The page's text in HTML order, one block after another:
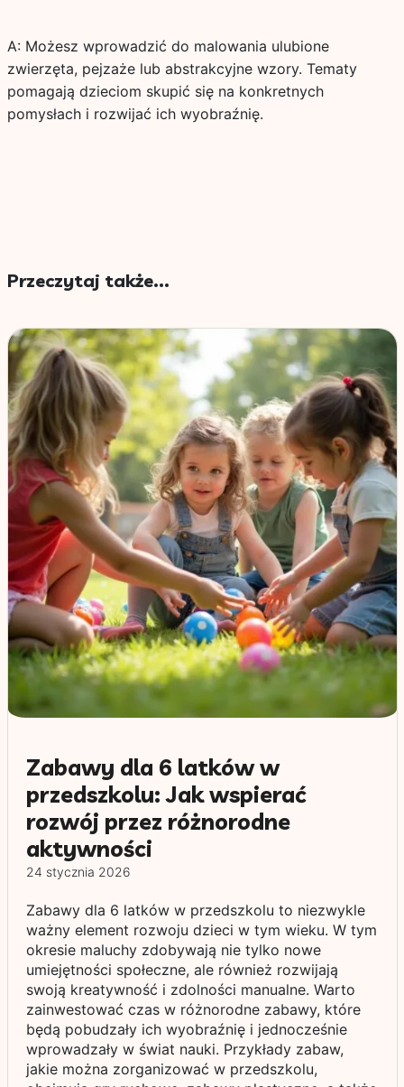
A: Możesz wprowadzić do malowania ulubione
zwierzęta, pejzaże lub abstrakcyjne wzory. Tematy
pomagają dzieciom skupić się na konkretnych
pomysłach i rozwijać ich wyobraźnię.
Przeczytaj także...
Zabawy dla 6 latków w
przedszkolu: Jak wspierać
rozwój przez różnorodne
aktywności
24 stycznia 2026
Zabawy dla 6 latków w przedszkolu to niezwykle
ważny element rozwoju dzieci w tym wieku. W tym
okresie maluchy zdobywają nie tylko nowe
umiejętności społeczne, ale również rozwijają
swoją kreatywność i zdolności manualne. Warto
zainwestować czas w różnorodne zabawy, które
będą pobudzały ich wyobraźnię i jednocześnie
wprowadzały w świat nauki. Przykłady zabaw,
jakie można zorganizować w przedszkolu,